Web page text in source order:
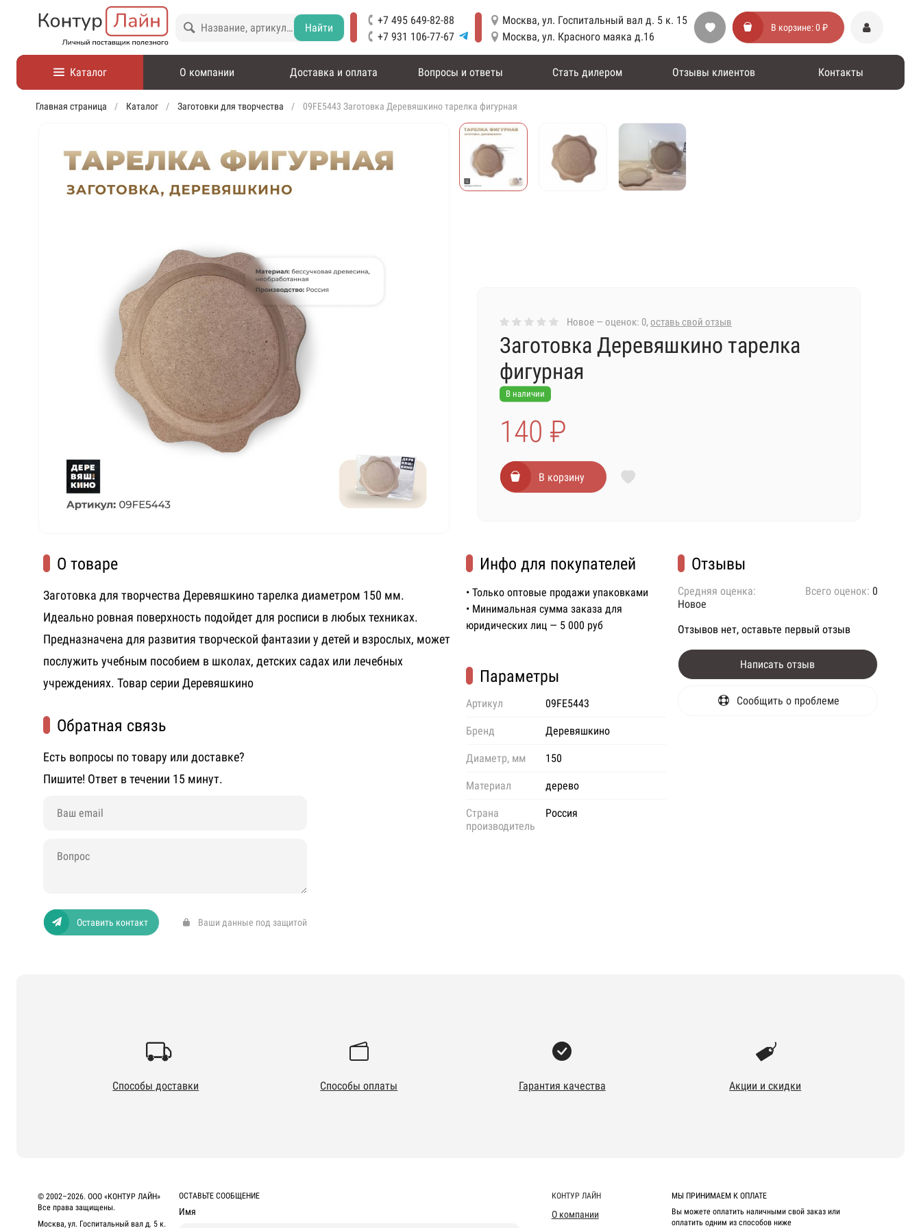
Найти
+7 495 649-82-88
+7 931 106-77-67
Москва, ул. Госпитальный вал д. 5 к. 15
Москва, ул. Красного маяка д.16
В корзине:0 ₽
Каталог О компании Доставка и оплата Вопросы и ответы Стать дилером Отзывы клиентов Контакты
Главная страница Каталог Заготовки для творчества 09FE5443 Заготовка Деревяшкино тарелка фигурная
Новое — оценок: 0, оставь свой отзыв
Заготовка Деревяшкино тарелка
фигурная
В наличии
140 ₽
В корзину
О товаре
Заготовка для творчества Деревяшкино тарелка диаметром 150 мм.
Идеально ровная поверхность подойдет для росписи в любых техниках.
Предназначена для развития творческой фантазии у детей и взрослых, может
послужить учебным пособием в школах, детских садах или лечебных
учреждениях. Товар серии Деревяшкино
Обратная связь
Есть вопросы по товару или доставке?
Пишите! Ответ в течении 15 минут.
Оставить контакт Ваши данные под защитой
Инфо для покупателей
• Только оптовые продажи упаковками
• Минимальная сумма заказа для
юридических лиц — 5 000 руб
Параметры
Артикул 09FE5443
Бренд Деревяшкино
Диаметр, мм 150
Материал дерево
Страна
производитель
Россия
Отзывы
Средняя оценка:
Новое
Всего оценок: 0
Отзывов нет, оставьте первый отзыв
Написать отзыв
Сообщить о проблеме
Способы доставки Способы оплаты Гарантия качества Акции и скидки
© 2002–2026. ООО «КОНТУР ЛАЙН»
Все права защищены.
Москва, ул. Госпитальный вал д. 5 к.
ОСТАВЬТЕ СООБЩЕНИЕ
Имя
КОНТУР ЛАЙН
О компании
МЫ ПРИНИМАЕМ К ОПЛАТЕ
Вы можете оплатить наличными свой заказ или
оплатить одним из способов ниже